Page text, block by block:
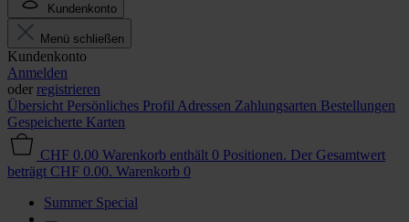
Kundenkonto
Menü schließen
Kundenkonto
Anmelden
oder registrieren
Übersicht Persönliches Profil Adressen Zahlungsarten Bestellungen
Gespeicherte Karten
CHF 0.00 Warenkorb enthält 0 Positionen. Der Gesamtwert
beträgt CHF 0.00. Warenkorb 0
Summer Special